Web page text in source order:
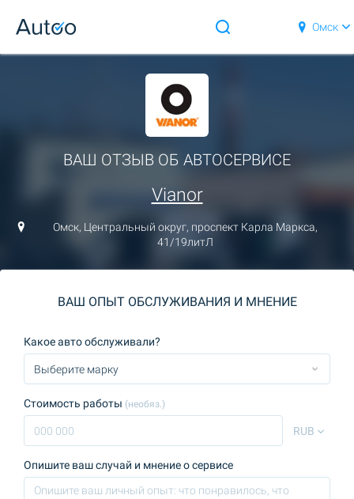
Омск
ВАШ ОТЗЫВ ОБ АВТОСЕРВИСЕ
Vianor
Омск, Центральный округ, проспект Карла Маркса,
41/19литЛ
ВАШ ОПЫТ ОБСЛУЖИВАНИЯ И МНЕНИЕ
Какое авто обслуживали?
Стоимость работы (необяз.)
RUB
Опишите ваш случай и мнение о сервисе